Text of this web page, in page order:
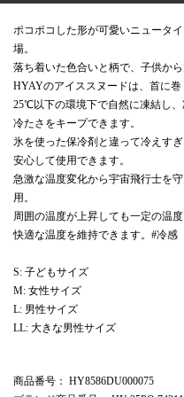
ポコポコした形が可愛いニュータ
場。
落ち着いた色合いと柄で、子供か
HYAYのアイススヌードは、首に巻
25℃以下の環境下で自然に凍結し
冷たさをキープできます。
氷を使った保冷剤と違って冷えす
安心して使用できます。
急激な温度変化から宇宙飛行士を
用。
周囲の温度が上昇しても一定の温
快適な温度を維持できます。#冷感
S: 子どもサイズ
M: 女性サイズ
L: 男性サイズ
LL: 大きな男性サイズ
商品番号 ： HY8586DU000075